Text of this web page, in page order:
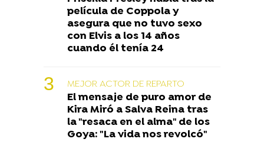
película de Coppola y
asegura que no tuvo sexo
con Elvis a los 14 años
cuando él tenía 24
MEJOR ACTOR DE REPARTO
El mensaje de puro amor de
Kira Miró a Salva Reina tras
la "resaca en el alma" de los
Goya: "La vida nos revolcó"